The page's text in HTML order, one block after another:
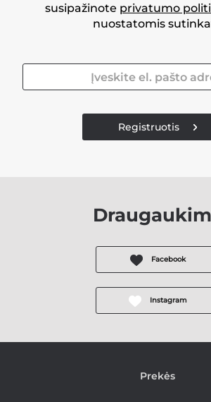
susipažinote privatumo
nuostatomis
Registruotis
Facebook
Instagram
Prekės